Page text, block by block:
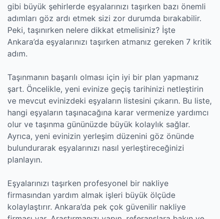
gibi büyük şehirlerde eşyalarınızı taşırken bazı önemli
adımları göz ardı etmek sizi zor durumda bırakabilir.
Peki, taşınırken nelere dikkat etmelisiniz? İşte
Ankara’da eşyalarınızı taşırken atmanız gereken 7 kritik
adım.
Taşınmanın başarılı olması için iyi bir plan yapmanız
şart. Öncelikle, yeni evinize geçiş tarihinizi netleştirin
ve mevcut evinizdeki eşyaların listesini çıkarın. Bu liste,
hangi eşyaların taşınacağına karar vermenize yardımcı
olur ve taşınma gününüzde büyük kolaylık sağlar.
Ayrıca, yeni evinizin yerleşim düzenini göz önünde
bulundurarak eşyalarınızı nasıl yerleştireceğinizi
planlayın.
Eşyalarınızı taşırken profesyonel bir nakliye
firmasından yardım almak işleri büyük ölçüde
kolaylaştırır. Ankara’da pek çok güvenilir nakliye